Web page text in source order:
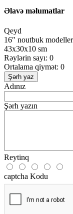
Əlavə məlumatlar
Qeyd
16″ noutbuk
43x30x10 sm
Rəylərin sayı: 0
Ortalama qiymət: 0
Şərh yaz
Adınız
Şərh yazın
Reytinq
captcha Kodu